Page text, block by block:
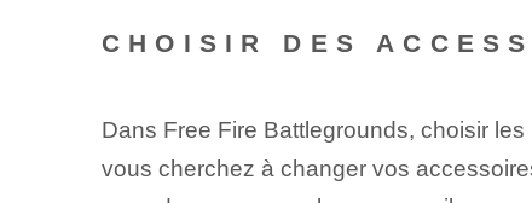
CHOISIR DES
Dans Free⁤ Fire Battlegrounds, choisir
vous cherchez à changer vos